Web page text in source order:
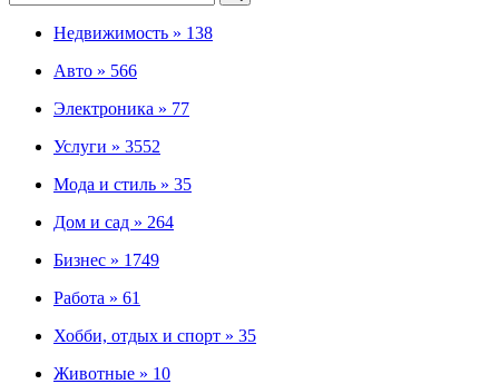
Недвижимость » 138
Авто » 566
Электроника » 77
Услуги » 3552
Мода и стиль » 35
Дом и сад » 264
Бизнес » 1749
Работа » 61
Хобби, отдых и спорт » 35
Животные » 10